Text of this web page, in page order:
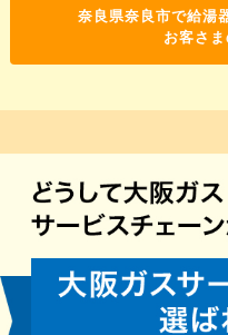
奈良県奈良市で給湯
お客さ